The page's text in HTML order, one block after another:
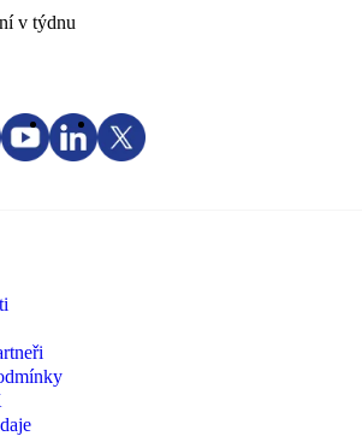
v týdnu